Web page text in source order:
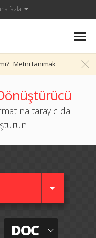
fazla
Metni tanımak
tarayıcıda
DOC